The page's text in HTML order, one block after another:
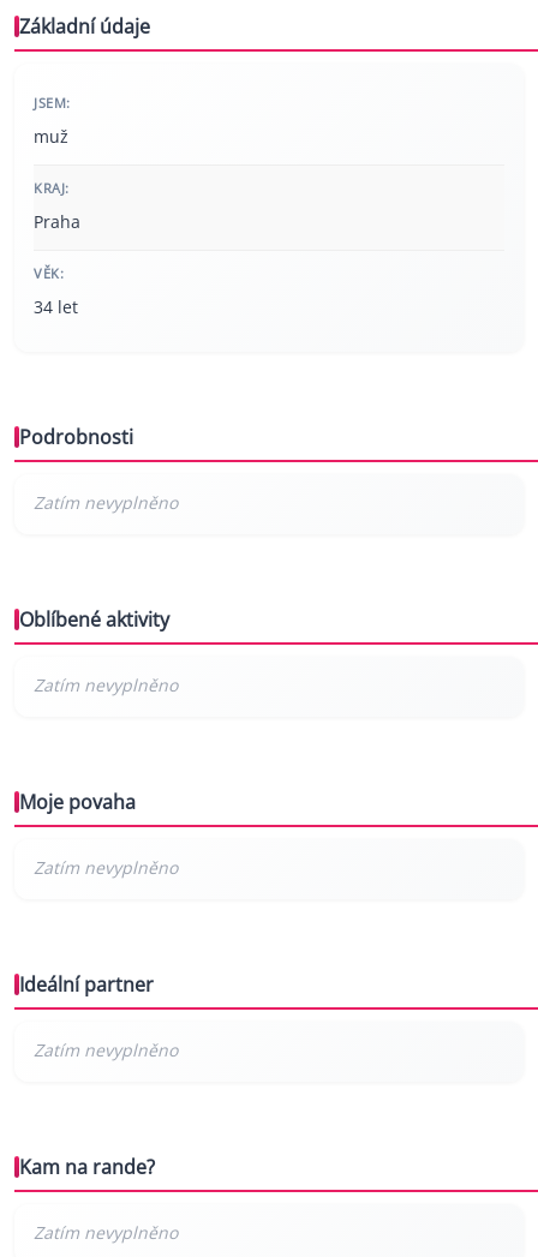
Základní údaje
JSEM:
muž
KRAJ:
Praha
VĚK:
34 let
Podrobnosti
Oblíbené aktivity
Moje povaha
Ideální partner
Kam na rande?